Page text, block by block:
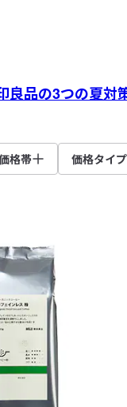
良品の3つの夏対
格帯 価格タイプ